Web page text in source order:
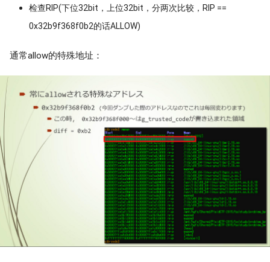
检查RIP(下位32bit，上位32bit，分两次比较，RIP ==
0x32b9f368f0b2的话ALLOW)
通常allow的特殊地址：